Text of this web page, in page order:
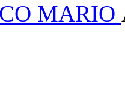
MARIO